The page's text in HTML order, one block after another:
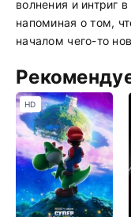
волнения и интриг
напоминая о том,
началом чего-то
HD